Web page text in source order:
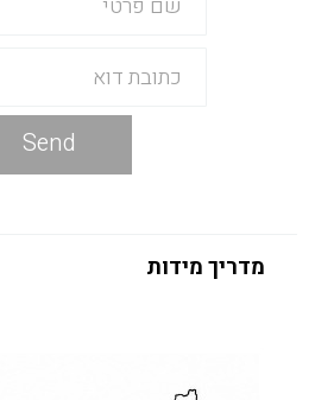
Send
מדריך מידות